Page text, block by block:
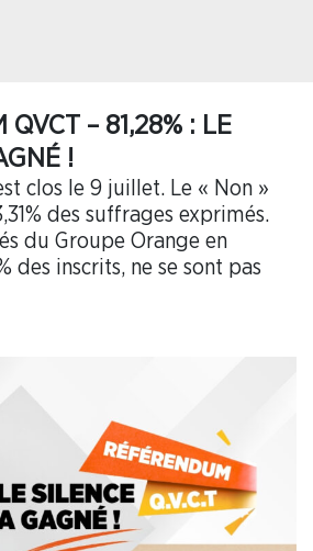
QVCT – 81,28% : LE
!
clos le 9 juillet. Le « Non »
des suffrages exprimés.
du Groupe Orange en
des inscrits, ne se sont pas